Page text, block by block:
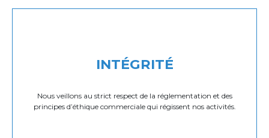
INTÉGRITÉ
Nous veillons au strict respect de la réglementation et des
principes d’éthique commerciale qui régissent nos activités.